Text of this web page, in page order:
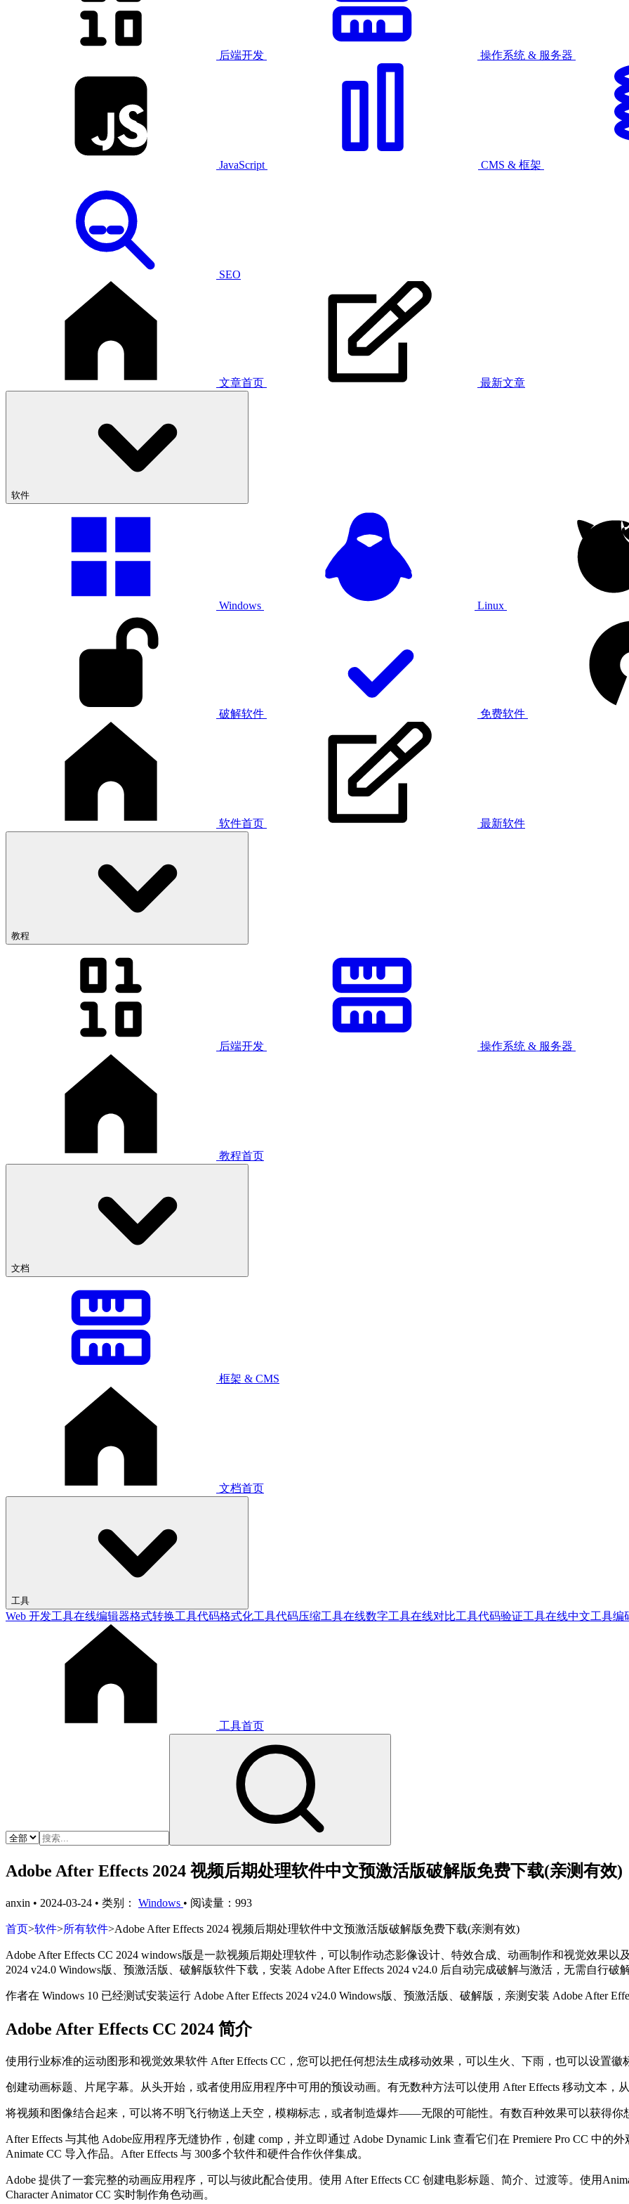
后端开发 操作系统 & 服务器
JavaScript CMS & 框架
SEO
文章首页 最新文章
软件
Windows Linux
破解软件 免费软件
软件首页 最新软件
教程
后端开发 操作系统 & 服务器
教程首页
文档
框架 & CMS
文档首页
工具
Web 开发工具在线编辑器格式转换工具代码格式化工具代码压缩工具在线数字工具在线对比工具代码验证工具在线中文工具编
工具首页
Adobe After Effects 2024 视频后期处理软件中文预激活版破解版免费下载(亲测有效)
anxin • 2024-03-24 • 类别： Windows • 阅读量：993
首页>软件>所有软件>Adobe After Effects 2024 视频后期处理软件中文预激活版破解版免费下载(亲测有效)
Adobe After Effects CC 2024 windows版是一款视频后期处理软件，可以制作动态影像设计、特效合成、动画制作和视觉效果以
2024 v24.0 Windows版、预激活版、破解版软件下载，安装 Adobe After Effects 2024 v24.0 后自动完成破解与激活，无需自行破
作者在 Windows 10 已经测试安装运行 Adobe After Effects 2024 v24.0 Windows版、预激活版、破解版，亲测安装 Adobe After
Adobe After Effects CC 2024 简介
使用行业标准的运动图形和视觉效果软件 After Effects CC，您可以把任何想法生成移动效果，可以生火、下雨，也可以设置徽
创建动画标题、片尾字幕。从头开始，或者使用应用程序中可用的预设动画。有无数种方法可以使用 After Effects 移动文本，
将视频和图像结合起来，可以将不明飞行物送上天空，模糊标志，或者制造爆炸——无限的可能性。有数百种效果可以获得你
After Effects 与其他 Adobe应用程序无缝协作，创建 comp，并立即通过 Adobe Dynamic Link 查看它们在 Premiere Pro CC 中的外
Animate CC 导入作品。After Effects 与 300多个软件和硬件合作伙伴集成。
Adobe 提供了一套完整的动画应用程序，可以与彼此配合使用。使用 After Effects CC 创建电影标题、简介、过渡等。使用
Character Animator CC 实时制作角色动画。